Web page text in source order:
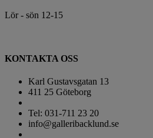
Lör - sön 12-15
KONTAKTA OSS
Karl Gustavsgatan 13
411 25 Göteborg
Tel: 031-711 23 20
info@galleribacklund.se